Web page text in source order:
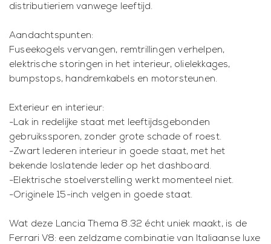
distributieriem vanwege leeftijd.
Aandachtspunten:
Fuseekogels vervangen, remtrillingen verhelpen,
elektrische storingen in het interieur, olielekkages,
bumpstops, handremkabels en motorsteunen.
Exterieur en interieur:
-Lak in redelijke staat met leeftijdsgebonden
gebruikssporen, zonder grote schade of roest.
-Zwart lederen interieur in goede staat, met het
bekende loslatende leder op het dashboard.
-Elektrische stoelverstelling werkt momenteel niet.
-Originele 15-inch velgen in goede staat.
Wat deze Lancia Thema 8.32 écht uniek maakt, is de
Ferrari V8: een zeldzame combinatie van Italiaanse luxe